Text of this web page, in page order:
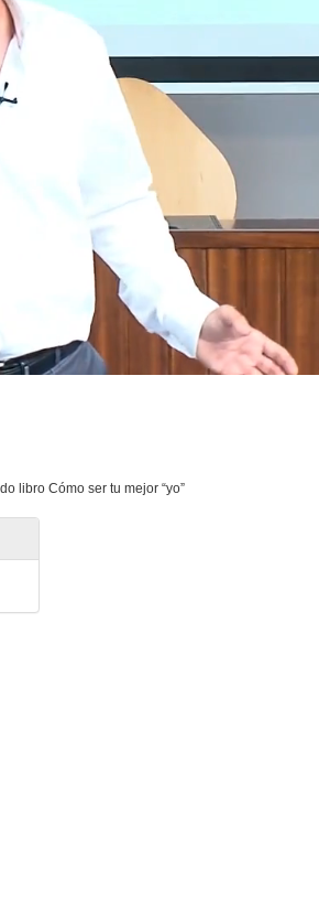
libro Cómo ser tu mejor “yo”